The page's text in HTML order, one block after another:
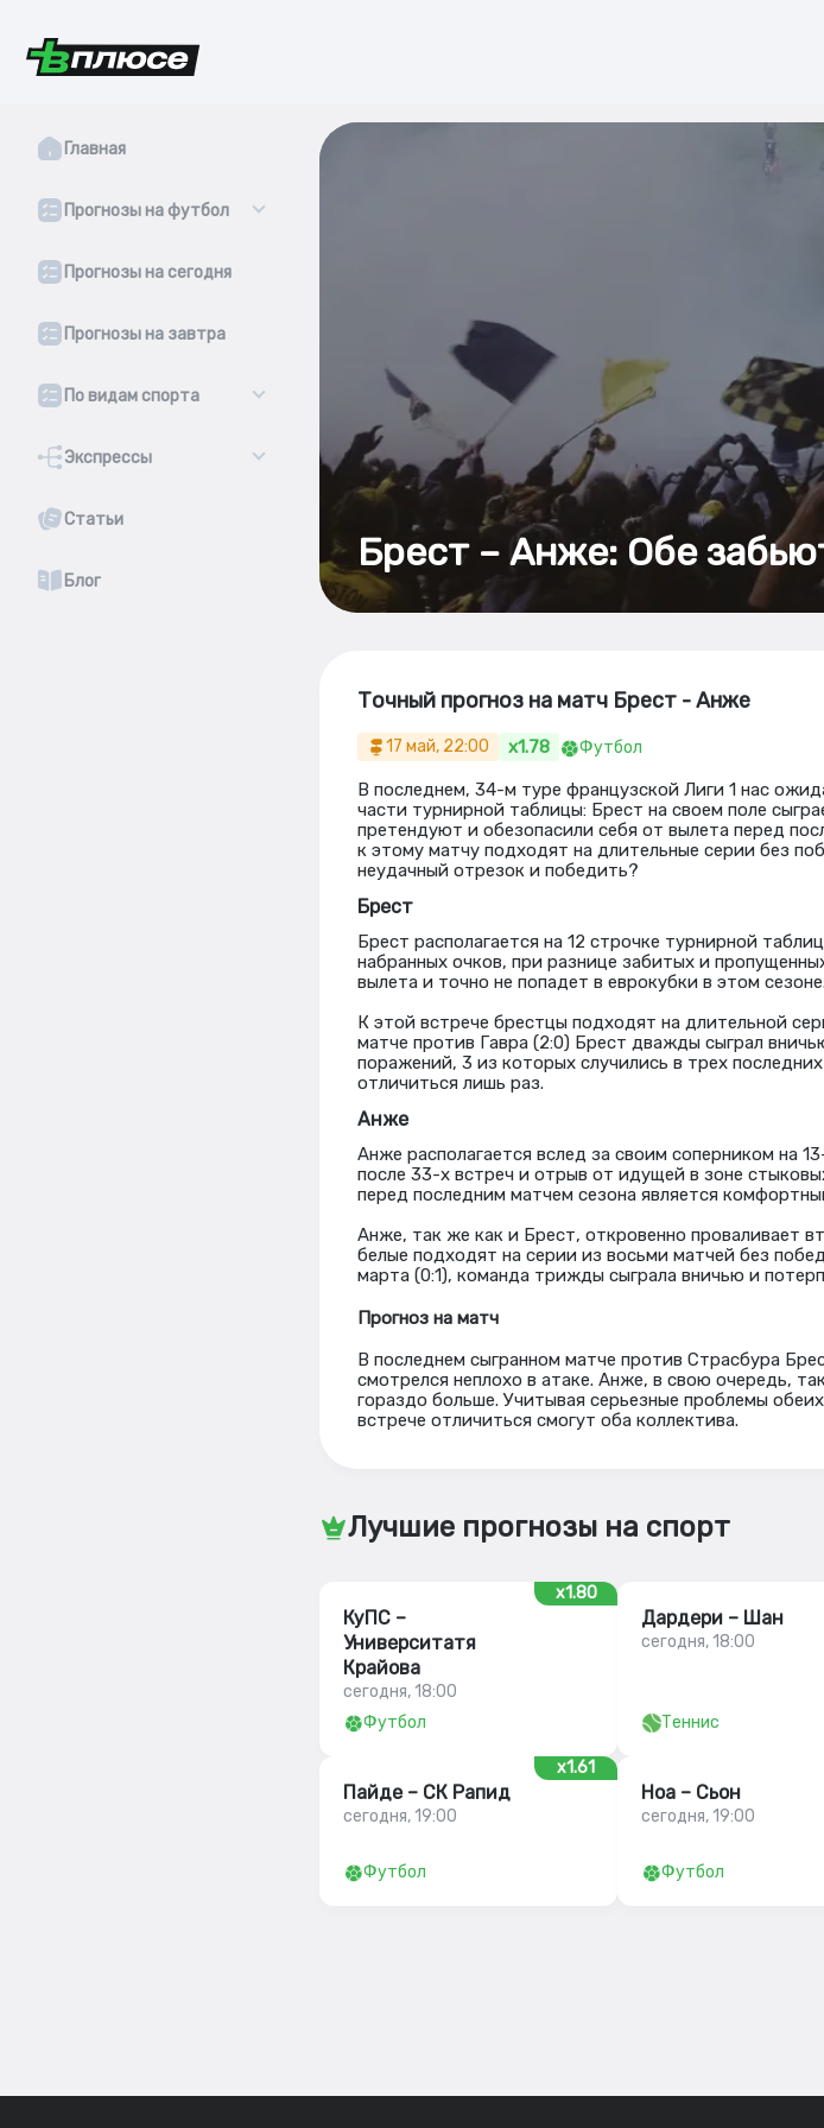
Главная
Прогнозы на футбол
Прогнозы на сегодня
Прогнозы на завтра
По видам спорта
Экспрессы
Статьи
Блог
Брест – Анже: Обе
Точный прогноз на матч Брест - Анже
17 май, 22:00 x1.78 Футбол
В последнем, 34-м туре французской Лиги 1 нас
части турнирной таблицы: Брест на своем поле
претендуют и обезопасили себя от вылета перед
к этому матчу подходят на длительные серии без
неудачный отрезок и победить?
Брест
Брест располагается на 12 строчке турнирной
набранных очков, при разнице забитых и
вылета и точно не попадет в еврокубки в этом сезоне.
К этой встрече брестцы подходят на длительной
матче против Гавра (2:0) Брест дважды сыграл
поражений, 3 из которых случились в трех
отличиться лишь раз.
Анже
Анже располагается вслед за своим соперником на
после 33-х встреч и отрыв от идущей в зоне
перед последним матчем сезона является
Анже, так же как и Брест, откровенно проваливает
белые подходят на серии из восьми матчей без
марта (0:1), команда трижды сыграла вничью и
Прогноз на матч
В последнем сыгранном матче против Страсбура
смотрелся неплохо в атаке. Анже, в свою очередь,
гораздо больше. Учитывая серьезные проблемы
встрече отличиться смогут оба коллектива.
Лучшие прогнозы на спорт
x1.80
КуПС –
Университатя
Крайова
сегодня, 18:00
Футбол
Дардери – Шан
сегодня, 18:00
Теннис
x1.61
Пайде – СК Рапид
сегодня, 19:00
Футбол
Ноа – Сьон
сегодня, 19:00
Футбол